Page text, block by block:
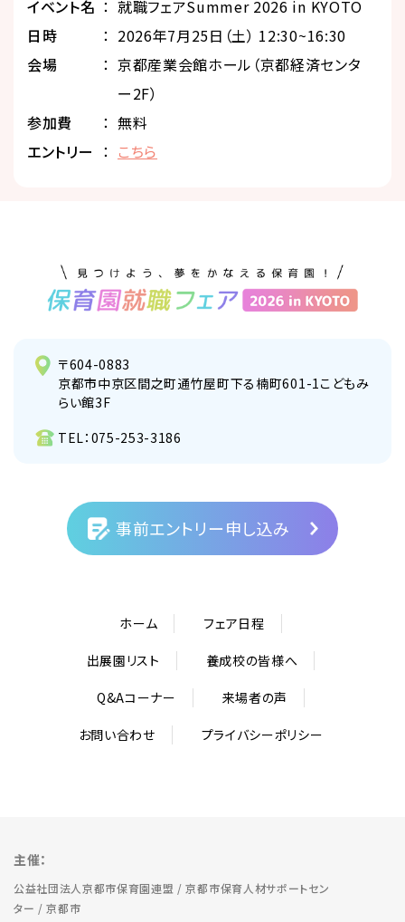
イベント名
就職フェアSummer 2026 in KYOTO
⽇時
2026年7月25日（土） 12:30~16:30
会場
京都産業会館ホール（京都経済センタ
ー2F）
参加費
無料
エントリー
こちら
〒604-0883
京都市中京区間之町通竹屋町下る楠町601-1こどもみ
らい館3F
TEL： 075-253-3186
事前エントリー申し込み
ホーム フェア日程
出展園リスト 養成校の皆様へ
Q&Aコーナー 来場者の声
お問い合わせ プライバシーポリシー
主催：
公益社団法人京都市保育園連盟 / 京都市保育人材サポートセン
ター / 京都市